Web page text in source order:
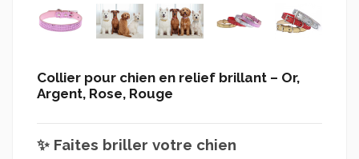
Collier pour chien en relief brillant – Or,
Argent, Rose, Rouge
✨ Faites briller votre chien